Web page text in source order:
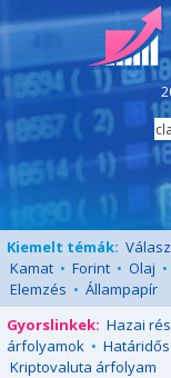
Kiemelt témák:
Kamat • Forint • Olaj •
Elemzés • Állampapír
Gyorslinkek: Hazai
árfolyamok •
Kriptovaluta árfolyam